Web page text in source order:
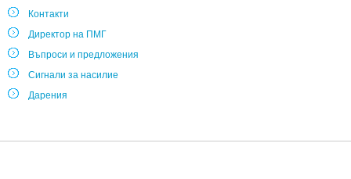
Контакти
Директор на ПМГ
Въпроси и предложения
Сигнали за насилие
Дарения